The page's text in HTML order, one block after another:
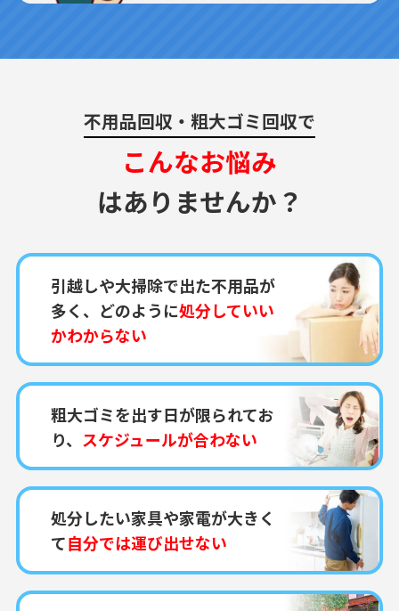
不用品回収・粗大ゴミ回収で
こんなお悩み
はありませんか？
引越しや大掃除で出た不用品が
多く、どのように処分していい
かわからない
粗大ゴミを出す日が限られてお
り、 スケジュールが合わない
処分したい家具や家電が大きく
て自分では運び出せない